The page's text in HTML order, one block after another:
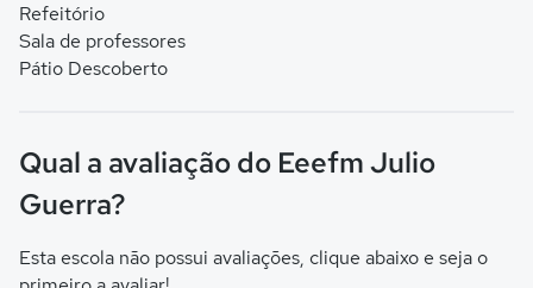
Refeitório
Sala de professores
Pátio Descoberto
Qual a avaliação do Eeefm Julio
Guerra?
Esta escola não possui avaliações, clique abaixo e seja o